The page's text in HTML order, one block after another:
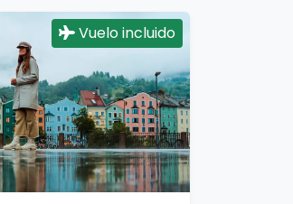
Vuelo incluido